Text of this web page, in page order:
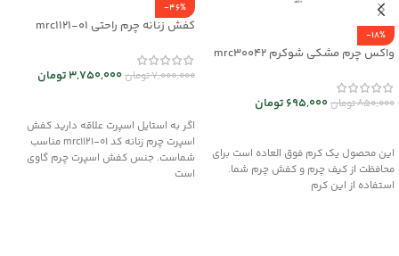
-18%
واکس چرم مشکی شوکرم mrc30042
850,000تومان695,000 تومان
این محصول یک کرم فوق العاده است برای
محافظت از کیف چرم و کفش چرم شما.
استفاده از این کرم
-46%
کفش زنانه چرم راحتی mrc1121-01
7,000,000تومان3,750,000تومان
اگر به استایل اسپرت علاقه دارید کفش
اسپرت چرم زنانه کد mrc1121-01 مناسب
شماست. جنس کفش اسپرت چرم گاوی
است